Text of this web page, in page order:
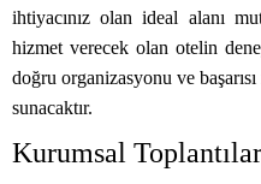
ihtiyacınız olan ideal alanı
hizmet verecek olan otelin
doğru organizasyonu ve
sunacaktır.
Kurumsal